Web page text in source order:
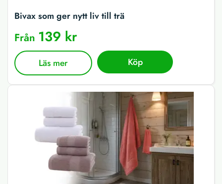
Bivax som ger nytt liv till trä
Från 139 kr
Läs mer Köp